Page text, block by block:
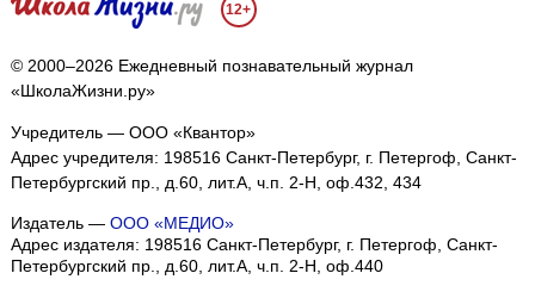
12+
© 2000–2026 Ежедневный познавательный журнал
«ШколаЖизни.ру»
Учредитель — ООО «Квантор»
Адрес учредителя: 198516 Санкт-Петербург, г. Петергоф, Санкт-
Петербургский пр., д.60, лит.А, ч.п. 2-Н, оф.432, 434
Издатель — ООО «МЕДИО»
Адрес издателя: 198516 Санкт-Петербург, г. Петергоф, Санкт-
Петербургский пр., д.60, лит.А, ч.п. 2-Н, оф.440